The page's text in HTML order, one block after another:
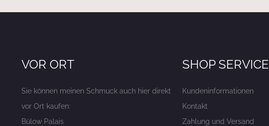
VOR ORT
Sie können meinen Schmuck auch hier direkt
vor Ort kaufen:
Bülow Palais
SHOP SERVICE
Kundeninformationen
Kontakt
Zahlung und Versand